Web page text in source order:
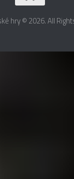
hry © 2026. All